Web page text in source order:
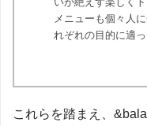
メニューも個々人
れぞれの目的に適
これらを踏まえ、